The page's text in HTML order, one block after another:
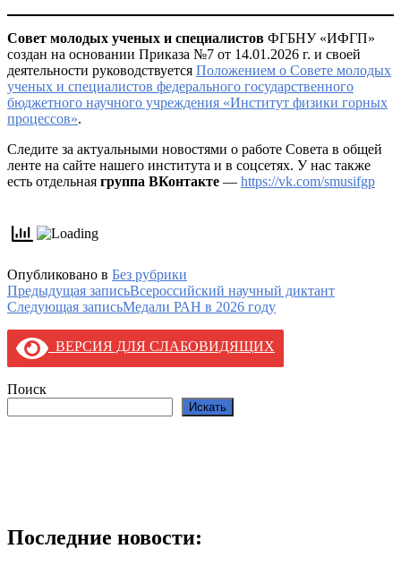
Совет молодых ученых и специалистов ФГБНУ «ИФГП»
создан на основании Приказа №7 от 14.01.2026 г. и своей
деятельности руководствуется Положением о Совете молодых
ученых и специалистов федерального государственного
бюджетного научного учреждения «Институт физики горных
процессов».
Следите за актуальными новостями о работе Совета в общей
ленте на сайте нашего института и в соцсетях. У нас также
есть отдельная группа ВКонтакте — https://vk.com/smusifgp
Опубликовано в Без рубрики
Навигация
по
записям
Предыдущая записьВсероссийский научный диктант
Следующая записьМедали РАН в 2026 году
ВЕРСИЯ ДЛЯ СЛАБОВИДЯЩИХ
Поиск
Искать
Последние новости: